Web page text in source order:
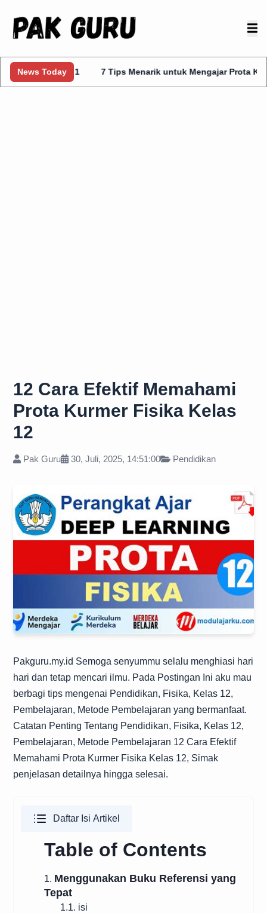
News Today
1 7 Tips Menarik untuk Mengajar Prota Kurmer Kelas 1
12 Cara Efektif Memahami
Prota Kurmer Fisika Kelas
12
Pak Guru 30, Juli, 2025, 14:51:00 Pendidikan
Pakguru.my.id Semoga senyummu selalu menghiasi hari
hari dan tetap mencari ilmu. Pada Postingan Ini aku mau
berbagi tips mengenai Pendidikan, Fisika, Kelas 12,
Pembelajaran, Metode Pembelajaran yang bermanfaat.
Catatan Penting Tentang Pendidikan, Fisika, Kelas 12,
Pembelajaran, Metode Pembelajaran 12 Cara Efektif
Memahami Prota Kurmer Fisika Kelas 12, Simak
penjelasan detailnya hingga selesai.
Daftar Isi Artikel
Table of Contents
1. Menggunakan Buku Referensi yang
Tepat
1.1. isi